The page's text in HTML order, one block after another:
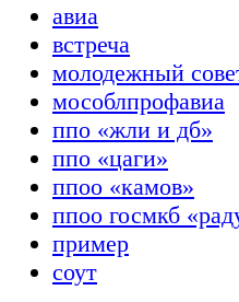
авиа
встреча
молодежный
мособлпрофавиа
ппо «жли и дб»
ппо «цаги»
ппоо «камов»
ппоо госмкб
пример
соут